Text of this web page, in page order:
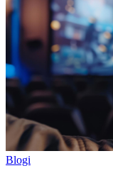
Blogi